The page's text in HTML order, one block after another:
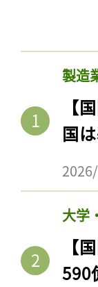
製造
【
国
大学
【
590